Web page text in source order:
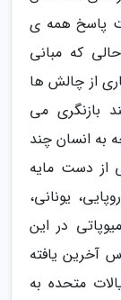
پاسخ همه ی
که مبانی
از چالش ها
بازنگری می
به انسان چند
از دست مایه
یونانی،
در این
آخرین یافته
متحده به